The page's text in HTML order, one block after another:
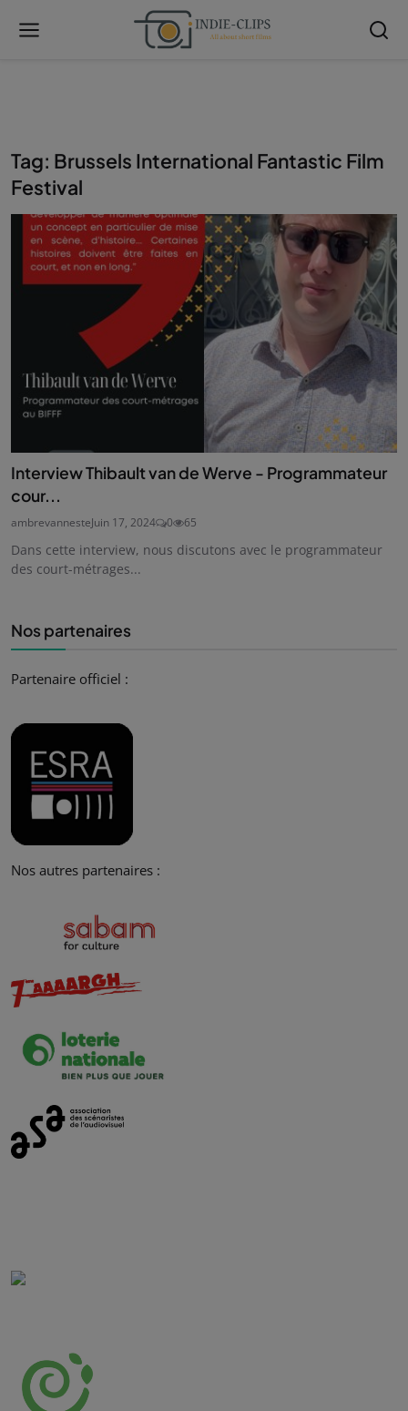
Tag: Brussels International Fantastic Film
Festival
Interview Thibault van de Werve - Programmateur
cour...
ambrevannesteJuin 17, 2024 0 65
Dans cette interview, nous discutons avec le programmateur
des court-métrages...
Nos partenaires
Partenaire officiel :
Nos autres partenaires :